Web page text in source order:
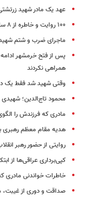
عهد یک مادر شهید
۱۰۰ روایت و خاطره از ۸ سال دفاع مقدس
ماجرای ضرب و شتم
پس از فتح خرمشهر
همراهی نکردند
وقتی شهید شد فقط یک
محمود تاج‌الدین؛ شهیدی
مادری که فرزندش را
هدیه مقام معظم
روایتی از حضور رهبر
کپی‌برداری عراقی‌ها از
خاطرات خواندنی مادری
صداقت و دوری از